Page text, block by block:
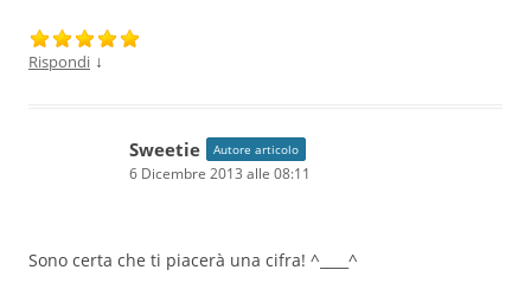
Rispondi ↓
Sweetie Autore articolo
6 Dicembre 2013 alle 08:11
Sono certa che ti piacerà una cifra! ^____^